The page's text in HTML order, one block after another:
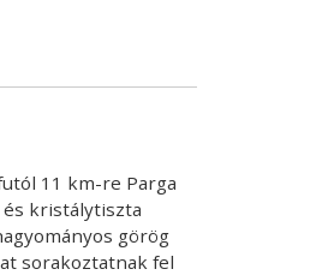
11 km-re Parga
kristálytiszta
görög
sorakoztatnak fel